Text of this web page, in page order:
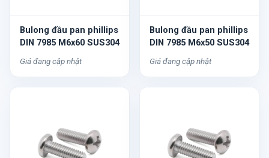
Bulong đầu pan phillips
DIN 7985 M6x60 SUS304
Giá đang cập nhật
Bulong đầu pan phillips
DIN 7985 M6x50 SUS304
Giá đang cập nhật